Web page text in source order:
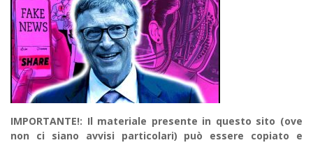
IMPORTANTE!: Il materiale presente in questo sito (ove
non ci siano avvisi particolari) può essere copiato e